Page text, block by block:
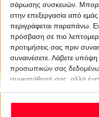
σάρωσης συσκευών.
στην επεξεργασία από
περιγράφεται παραπάνω.
πρόσβαση σε πιο
προτιμήσεις σας πριν
συναινέσετε. Λάβετε υπόψη
προσωπικών σας δεδομένων
συγκατάθεσή σας, αλλά
ανακαλέσετε τη